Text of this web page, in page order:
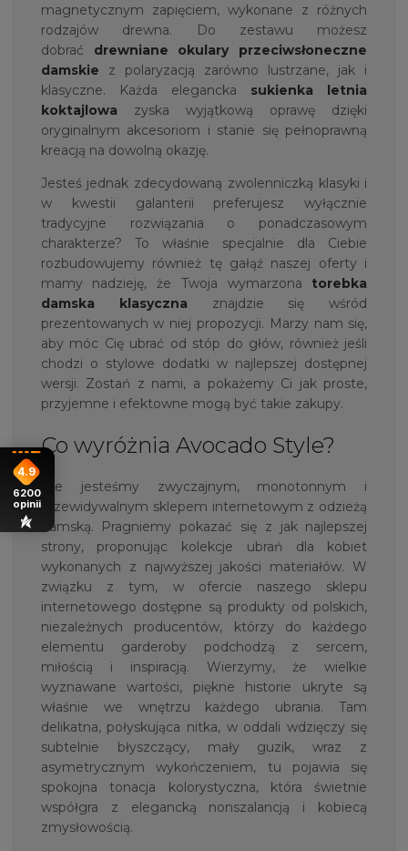
magnetycznym zapięciem, wykonane z różnych
rodzajów drewna. Do zestawu możesz
dobrać drewniane okulary przeciwsłoneczne
damskie z polaryzacją zarówno lustrzane, jak i
klasyczne. Każda elegancka sukienka letnia
koktajlowa zyska wyjątkową oprawę dzięki
oryginalnym akcesoriom i stanie się pełnoprawną
kreacją na dowolną okazję.
Jesteś jednak zdecydowaną zwolenniczką klasyki i
w kwestii galanterii preferujesz wyłącznie
tradycyjne rozwiązania o ponadczasowym
charakterze? To właśnie specjalnie dla Ciebie
rozbudowujemy również tę gałąź naszej oferty i
mamy nadzieję, że Twoja wymarzona torebka
damska klasyczna znajdzie się wśród
prezentowanych w niej propozycji. Marzy nam się,
aby móc Cię ubrać od stóp do głów, również jeśli
chodzi o stylowe dodatki w najlepszej dostępnej
wersji. Zostań z nami, a pokażemy Ci jak proste,
przyjemne i efektowne mogą być takie zakupy.
Co wyróżnia Avocado Style?
Nie jesteśmy zwyczajnym, monotonnym i
przewidywalnym sklepem internetowym z odzieżą
damską. Pragniemy pokazać się z jak najlepszej
strony, proponując kolekcje ubrań dla kobiet
wykonanych z najwyższej jakości materiałów. W
związku z tym, w ofercie naszego sklepu
internetowego dostępne są produkty od polskich,
niezależnych producentów, którzy do każdego
elementu garderoby podchodzą z sercem,
miłością i inspiracją. Wierzymy, że wielkie
wyznawane wartości, piękne historie ukryte są
właśnie we wnętrzu każdego ubrania. Tam
delikatna, połyskująca nitka, w oddali wdzięczy się
subtelnie błyszczący, mały guzik, wraz z
asymetrycznym wykończeniem, tu pojawia się
spokojna tonacja kolorystyczna, która świetnie
współgra z elegancką nonszalancją i kobiecą
zmysłowością.
4.9
6200
opinii